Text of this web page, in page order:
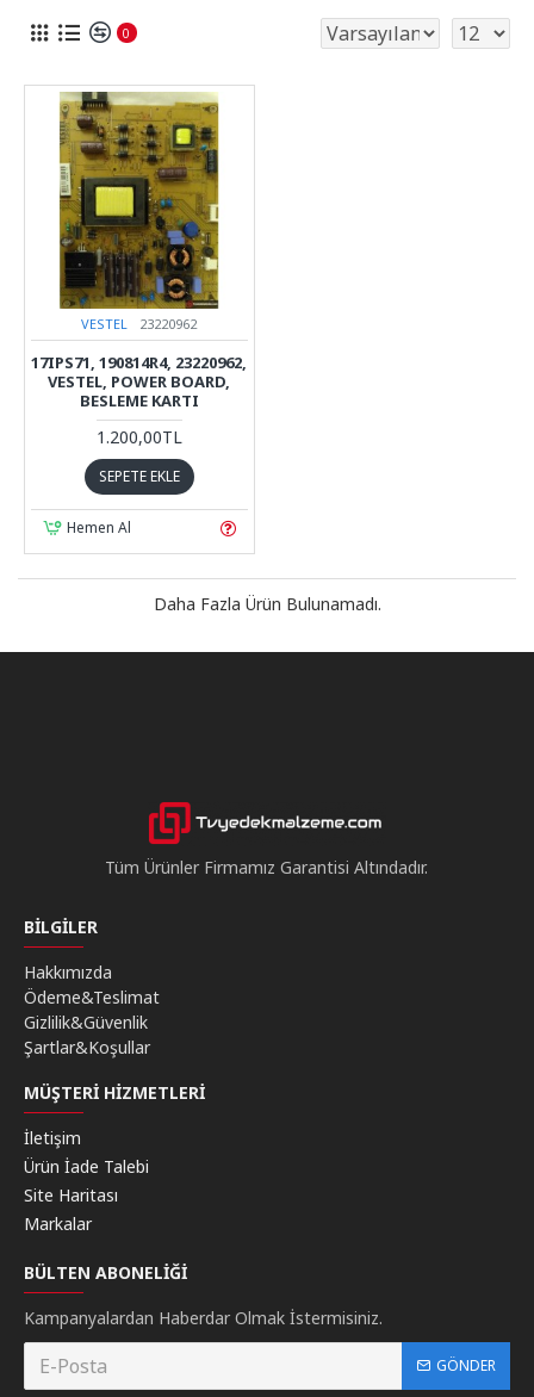
0
VESTEL 23220962
17IPS71, 190814R4, 23220962,
VESTEL, POWER BOARD,
BESLEME KARTI
1.200,00TL
SEPETE EKLE
Hemen Al
Daha Fazla Ürün Bulunamadı.
Tüm Ürünler Firmamız Garantisi Altındadır.
BILGILER
Hakkımızda
Ödeme&Teslimat
Gizlilik&Güvenlik
Şartlar&Koşullar
MÜŞTERI HIZMETLERI
İletişim
Ürün İade Talebi
Site Haritası
Markalar
BÜLTEN ABONELIĞI
Kampanyalardan Haberdar Olmak İstermisiniz.
GÖNDER